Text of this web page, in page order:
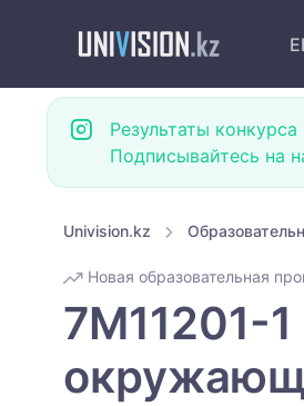
Результаты
Подписывайтесь на
Univision.kz
Новая образовательная
7M11201-